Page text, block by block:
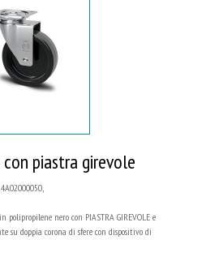
piastra girevole
polipropilene nero con PIASTRA GIREVOLE e
su doppia corona di sfere con dispositivo di